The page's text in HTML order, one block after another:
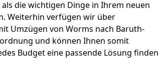
die wichtigen Dinge in Ihrem neuen
Weiterhin verfügen wir über
Umzügen von Worms nach Baruth-
und können Ihnen somit
Budget eine passende Lösung finden